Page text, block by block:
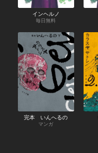
インヘルノ
毎日無料
完本 いんへるの
マンガ